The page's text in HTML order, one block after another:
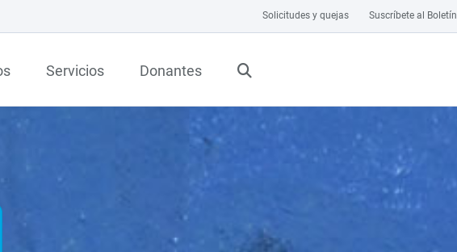
Solicitudes y quejas Suscríbete al Boletín
Servicios Donantes